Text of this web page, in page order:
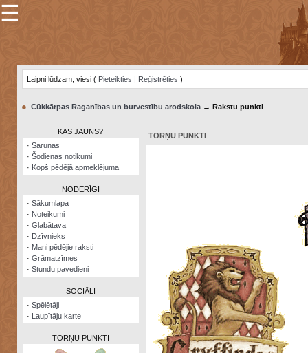
×
Šodienas
notikumi
Visatcera
almanahs
Arhīvs
☰
Laipni lūdzam, viesi ( Pieteikties | Reģistrēties )
● Cūkkārpas Raganības un burvestību arodskola → Rakstu punkti
KAS JAUNS?
·Sarunas
·Šodienas notikumi
· Kopš pēdējā apmeklējuma
NODERĪGI
·Sākumlapa
· Noteikumi
·Glabātava
· Dzīvnieks
· Mani pēdējie raksti
·Grāmatzīmes
·Stundu pavedieni
SOCIĀLI
·Spēlētāji
· Laupītāju karte
TORŅU PUNKTI
TORŅU PUNKTI